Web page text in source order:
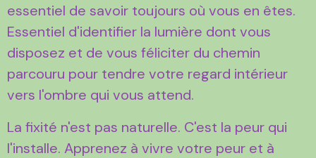
essentiel de savoir toujours où vous en êtes.
Essentiel d'identifier la lumière dont vous
disposez et de vous féliciter du chemin
parcouru pour tendre votre regard intérieur
vers l'ombre qui vous attend.
La fixité n'est pas naturelle. C'est la peur qui
l'installe. Apprenez à vivre votre peur et à